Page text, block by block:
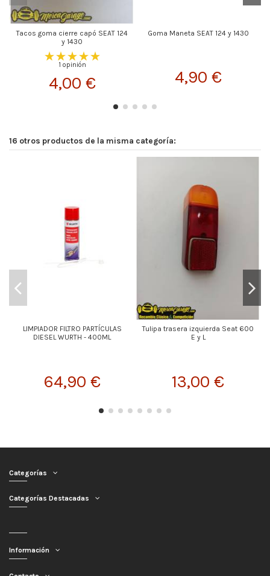
Tacos goma cierre capó SEAT 124
y 1430
1 opinión
4,00 €
Goma Maneta SEAT 124 y 1430
4,90 €
16 otros productos de la misma categoría:
LIMPIADOR FILTRO PARTÍCULAS
DIESEL WURTH - 400ML
64,90 €
Tulipa trasera izquierda Seat 600
E y L
13,00 €
Categorías
Categorías Destacadas
Información